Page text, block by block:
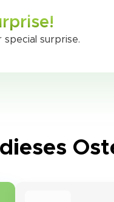
special surprise.